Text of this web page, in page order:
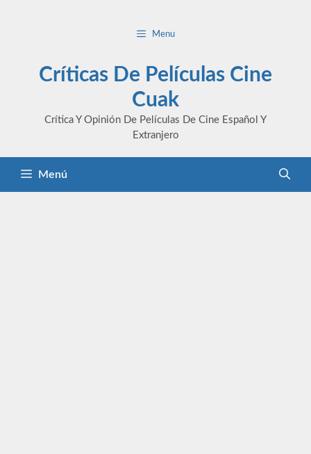
Menu
Críticas De Películas Cine
Cuak
Crítica Y Opinión De Películas De Cine Español Y
Extranjero
Menú